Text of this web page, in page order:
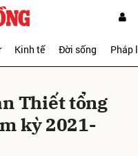
Kinh tế Đời sống Pháp
Thiết tổng
kỳ 2021-